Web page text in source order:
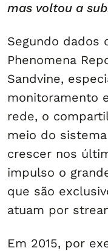
mas voltou a
Segundo dados
Phenomena
Sandvine,
monitoramento
rede, o
meio do
crescer nos
impulso o
que são
atuam por
Em 2015, por